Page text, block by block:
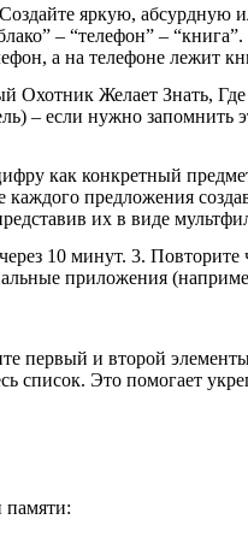
яркую,
– “телефон” –
а на телефоне лежит
Охотник Желает Знать,
– если нужно запомнить
как конкретный
каждого предложения
их в виде
10 минут. 3. Повторите
приложения
первый и второй
список. Это помогает
памяти: